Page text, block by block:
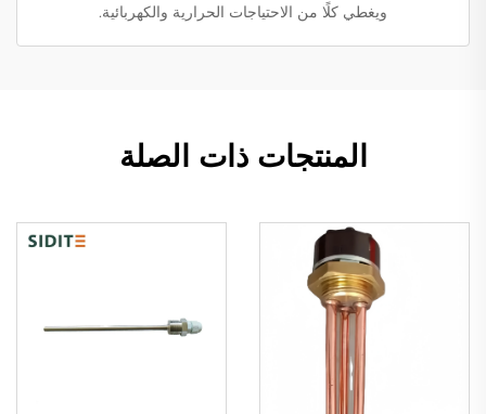
ويغطي كلًا من الاحتياجات الحرارية والكهربائية.
المنتجات ذات الصلة